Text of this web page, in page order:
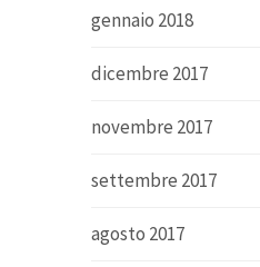
gennaio 2018
dicembre 2017
novembre 2017
settembre 2017
agosto 2017